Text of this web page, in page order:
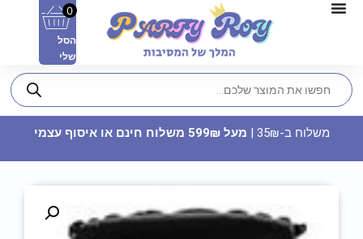
0
הסל
שלי
משלוח ב-35₪ | מעל 599₪ משלוח חינם או איסוף עצמי